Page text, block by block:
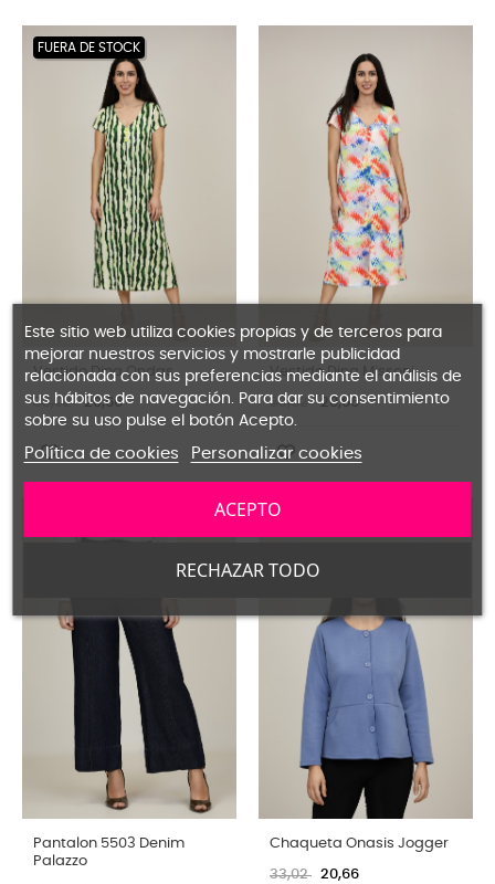
FUERA DE STOCK
Vestido Dina Ondas
33,02 20,66
Vestido Dina Missoni
33,02 20,66
Pantalon 5503 Denim
Palazzo
Chaqueta Onasis Jogger
33,02 20,66
Este sitio web utiliza cookies propias y de terceros para
mejorar nuestros servicios y mostrarle publicidad
relacionada con sus preferencias mediante el análisis de
sus hábitos de navegación. Para dar su consentimiento
sobre su uso pulse el botón Acepto.
Política de cookies Personalizar cookies
RECHAZAR TODO
ACEPTO